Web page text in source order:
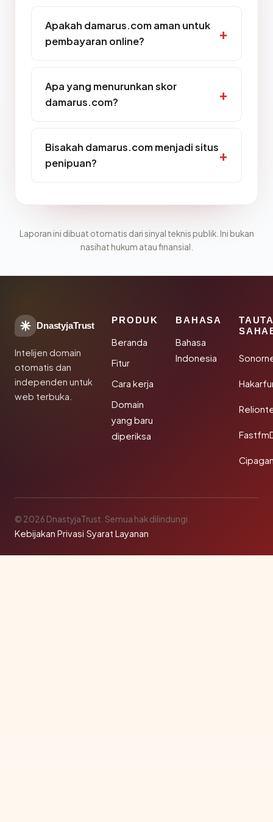
Apakah damarus.com aman untuk
pembayaran online?
Apa yang menurunkan skor
damarus.com?
Bisakah damarus.com menjadi situs
penipuan?
Laporan ini dibuat otomatis dari sinyal teknis publik. Ini bukan
nasihat hukum atau finansial.
DnastyjaTrust
Intelijen domain
otomatis dan
independen untuk
web terbuka.
PRODUK
Beranda
Fitur
Cara kerja
Domain
yang baru
diperiksa
BAHASA
Bahasa
Indonesia
© 2026 DnastyjaTrust. Semua hak dilindungi.
Kebijakan Privasi·Syarat Layanan